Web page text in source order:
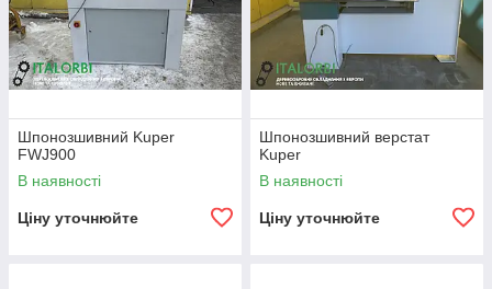
Шпонозшивний Kuper
FWJ900
В наявності
Ціну уточнюйте
Шпонозшивний верстат
Kuper
В наявності
Ціну уточнюйте